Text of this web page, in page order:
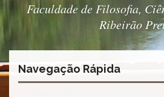
Exterior
Editais
Eleições
Faculdade de Filosofia,
Ribeirão
Navegação Rápida